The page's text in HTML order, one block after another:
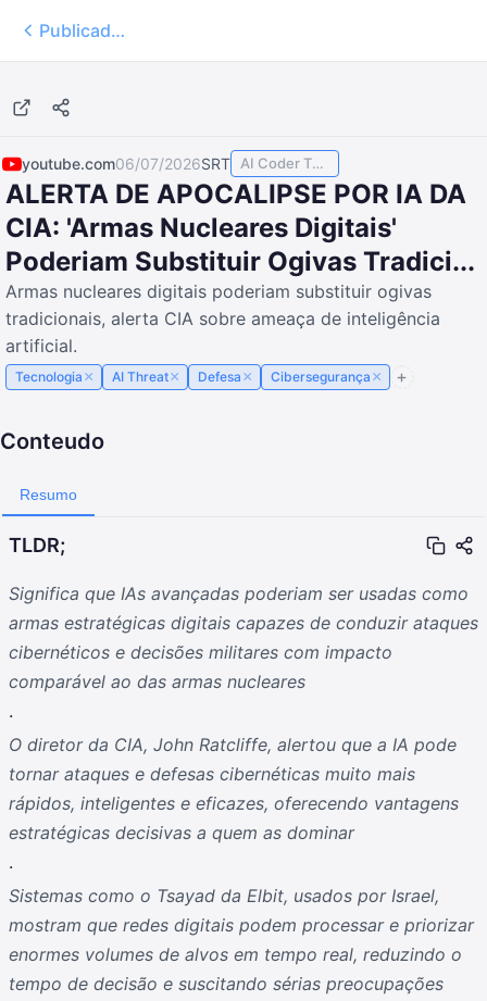
Publicados
youtube.com06/07/2026SRT AI Coder TODAY
ALERTA DE APOCALIPSE POR IA DA
CIA: 'Armas Nucleares Digitais'
Poderiam Substituir Ogivas Tradici...
Armas nucleares digitais poderiam substituir ogivas
tradicionais, alerta CIA sobre ameaça de inteligência
artificial.
Tecnologia × AI Threat× Defesa × Cibersegurança ×
Conteudo
Resumo
TLDR;
Significa que IAs avançadas poderiam ser usadas como
armas estratégicas digitais capazes de conduzir ataques
cibernéticos e decisões militares com impacto
comparável ao das armas nucleares
.
O diretor da CIA, John Ratcliffe, alertou que a IA pode
tornar ataques e defesas cibernéticas muito mais
rápidos, inteligentes e eficazes, oferecendo vantagens
estratégicas decisivas a quem as dominar
.
Sistemas como o Tsayad da Elbit, usados por Israel,
mostram que redes digitais podem processar e priorizar
enormes volumes de alvos em tempo real, reduzindo o
tempo de decisão e suscitando sérias preocupações